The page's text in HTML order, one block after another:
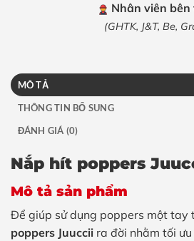
Nhân viên bên
(GHTK, J&T, Be,
MÔ TẢ
THÔNG TIN BỔ SUNG
ĐÁNH GIÁ (0)
Nắp hít poppers
Mô tả sản phẩm
Để giúp sử dụng poppers một tay
poppers Juuccii ra đời nhằm tối